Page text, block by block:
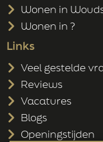
Wonen in
Wonen in ?
Links
Veel gestelde
Reviews
Vacatures
Blogs
Openingstijden